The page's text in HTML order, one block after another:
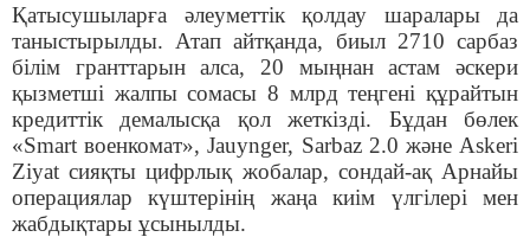
Қатысушыларға әлеуметтік қолдау шаралары да
таныстырылды. Атап айтқанда, биыл 2710 сарбаз
білім гранттарын алса, 20 мыңнан астам әскери
қызметші жалпы сомасы 8 млрд теңгені құрайтын
кредиттік демалысқа қол жеткізді. Бұдан бөлек
«Smart военкомат», Jauynger, Sarbaz 2.0 және Askeri
Ziyat сияқты цифрлық жобалар, сондай-ақ Арнайы
операциялар күштерінің жаңа киім үлгілері мен
жабдықтары ұсынылды.